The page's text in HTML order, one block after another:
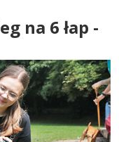
na 6 łap -